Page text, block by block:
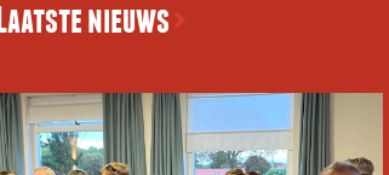
Laatste nieuws